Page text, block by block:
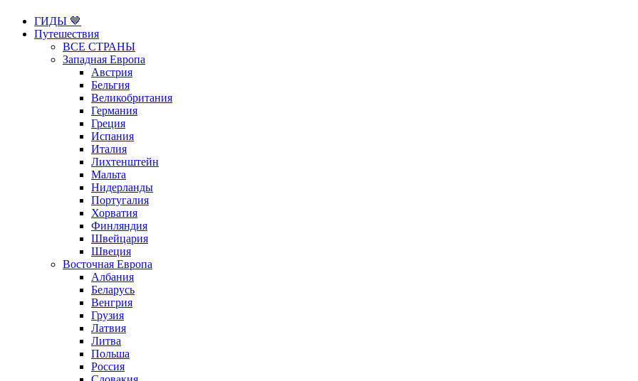
ГИДЫ 🤎
Путешествия
ВСЕ СТРАНЫ
Западная Европа
Австрия
Бельгия
Великобритания
Германия
Греция
Испания
Италия
Лихтенштейн
Мальта
Нидерланды
Португалия
Хорватия
Финляндия
Швейцария
Швеция
Восточная Европа
Албания
Беларусь
Венгрия
Грузия
Латвия
Литва
Польша
Россия